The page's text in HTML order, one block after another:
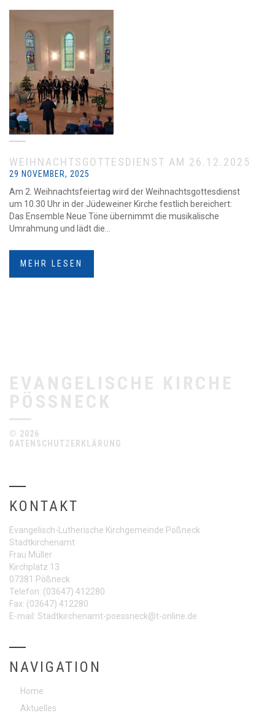
WEIHNACHTSGOTTESDIENST AM 26.12.2025
29 NOVEMBER, 2025
Am 2. Weihnachtsfeiertag wird der Weihnachtsgottesdienst
um 10.30 Uhr in der Jüdeweiner Kirche festlich bereichert:
Das Ensemble Neue Töne übernimmt die musikalische
Umrahmung und lädt die...
MEHR LESEN
EVANGELISCHE KIRCHE
PÖSSNECK
© 2026
DATENSCHUTZERKLÄRUNG
KONTAKT
Evangelisch-Lutherische Kirchgemeinde Pößneck
Stadtkirchenamt
Frau Müller
Kirchplatz 13
07381 Pößneck
Telefon: (03647) 412280
Fax: (03647) 412280
E-mail: Stadtkirchenamt-poessneck@t-online.de
NAVIGATION
Home
Aktuelles